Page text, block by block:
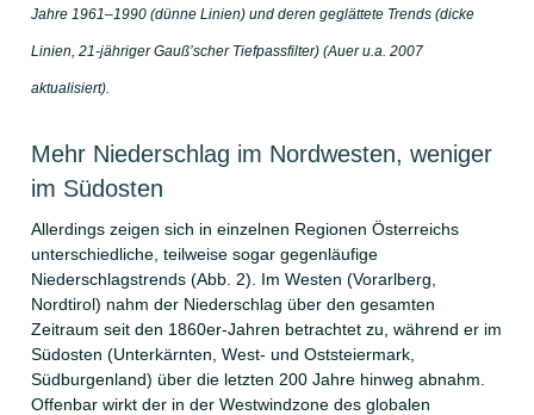
Jahre 1961–1990 (dünne Linien) und deren geglättete Trends (dicke
Linien, 21-jähriger Gauß’scher Tiefpassfilter) (Auer u.a. 2007
aktualisiert).
Mehr Niederschlag im Nordwesten, weniger
im Südosten
Allerdings zeigen sich in einzelnen Regionen Österreichs
unterschiedliche, teilweise sogar gegenläufige
Niederschlagstrends (Abb. 2). Im Westen (Vorarlberg,
Nordtirol) nahm der Niederschlag über den gesamten
Zeitraum seit den 1860er-Jahren betrachtet zu, während er im
Südosten (Unterkärnten, West- und Oststeiermark,
Südburgenland) über die letzten 200 Jahre hinweg abnahm.
Offenbar wirkt der in der Westwindzone des globalen